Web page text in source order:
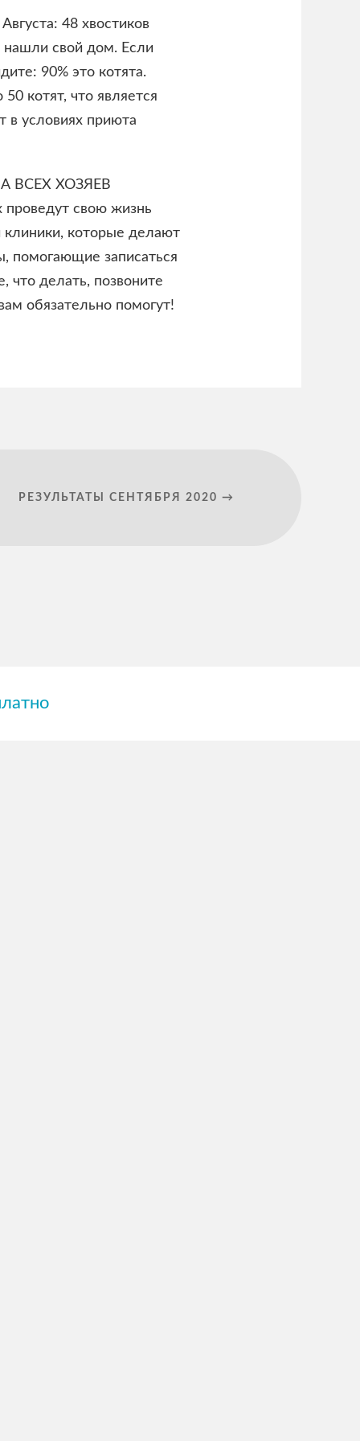
48 хвостиков
нашли свой дом. Если
90% это котята.
котят, что является
в условиях приюта
ВСЕХ ХОЗЯЕВ
проведут свою жизнь
которые делают
помогающие записаться
что делать, позвоните
обязательно помогут!
РЕЗУЛЬТАТЫ СЕНТЯБРЯ 2020 →